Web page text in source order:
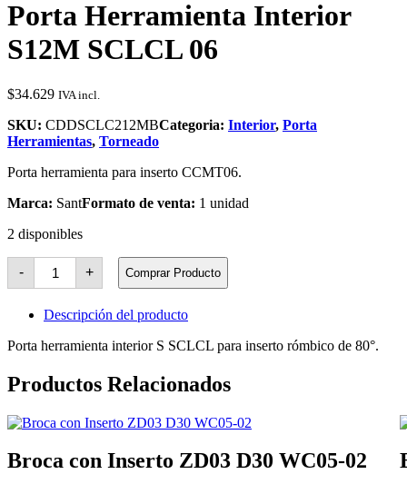
Porta Herramienta Interior
S12M SCLCL 06
$34.629 IVA incl.
SKU: CDDSCLC212MBCategoria: Interior, Porta
Herramientas, Torneado
Porta herramienta para inserto CCMT06.
Marca: SantFormato de venta: 1 unidad
2 disponibles
-
Porta
Herramienta
Interior
S12M
SCLCL
cantidad
+ Comprar Producto
Descripción del producto
Porta herramienta interior S SCLCL para inserto rómbico de 80°.
Productos Relacionados
Broca con Inserto ZD03 D30 WC05-02